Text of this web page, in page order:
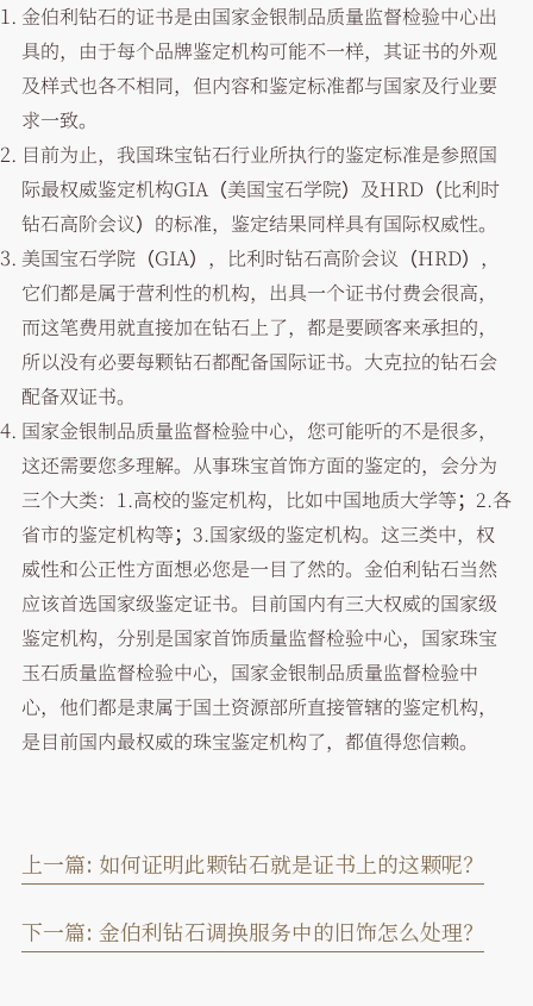
金伯利钻石的证书是由国家金银制品质量监督检验中心出
具的，由于每个品牌鉴定机构可能不一样，其证书的外观
及样式也各不相同，但内容和鉴定标准都与国家及行业要
求一致。
目前为止，我国珠宝钻石行业所执行的鉴定标准是参照国
际最权威鉴定机构GIA（美国宝石学院）及HRD（比利时
钻石高阶会议）的标准，鉴定结果同样具有国际权威性。
美国宝石学院（GIA），比利时钻石高阶会议（HRD），
它们都是属于营利性的机构，出具一个证书付费会很高，
而这笔费用就直接加在钻石上了，都是要顾客来承担的，
所以没有必要每颗钻石都配备国际证书。大克拉的钻石会
配备双证书。
国家金银制品质量监督检验中心，您可能听的不是很多，
这还需要您多理解。从事珠宝首饰方面的鉴定的，会分为
三个大类：1.高校的鉴定机构，比如中国地质大学等；2.各
省市的鉴定机构等；3.国家级的鉴定机构。这三类中，权
威性和公正性方面想必您是一目了然的。金伯利钻石当然
应该首选国家级鉴定证书。目前国内有三大权威的国家级
鉴定机构，分别是国家首饰质量监督检验中心，国家珠宝
玉石质量监督检验中心，国家金银制品质量监督检验中
心，他们都是隶属于国土资源部所直接管辖的鉴定机构，
是目前国内最权威的珠宝鉴定机构了，都值得您信赖。
上一篇: 如何证明此颗钻石就是证书上的这颗呢？
下一篇: 金伯利钻石调换服务中的旧饰怎么处理？